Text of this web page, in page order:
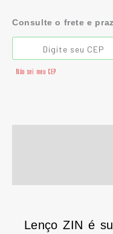
Consulte o frete e
Não sei meu CEP
Lenço ZIN é